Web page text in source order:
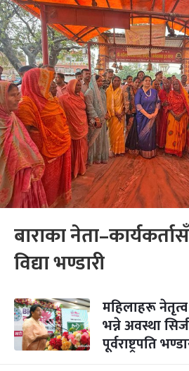
बाराका
विद्या भण्डारी
महिलाहरू
भन्ने अवस्था
पूर्वराष्ट्रपति